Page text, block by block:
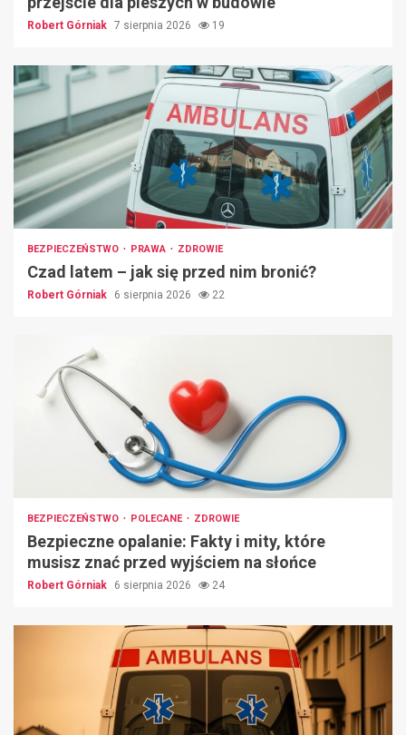
Robert Górniak 7 sierpnia 2026 19
BEZPIECZEŃSTWO PRAWA ZDROWIE
Czad latem – jak się przed nim bronić?
Robert Górniak 6 sierpnia 2026 22
BEZPIECZEŃSTWO POLECANE ZDROWIE
Bezpieczne opalanie: Fakty i mity, które
musisz znać przed wyjściem na słońce
Robert Górniak 6 sierpnia 2026 24